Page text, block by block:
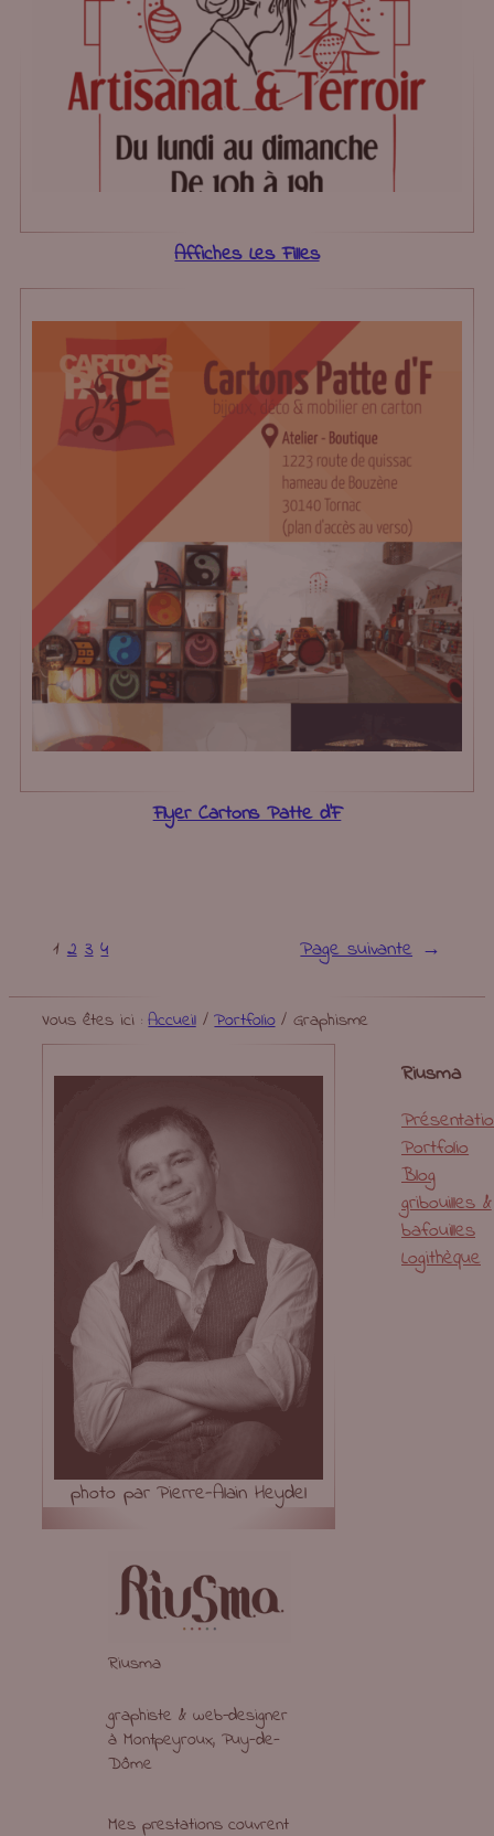
Affiches Les Filles
Flyer Cartons Patte d’F
1 2 3 4 Page suivante →
Vous êtes ici :Accueil/Portfolio/Graphisme
photo par Pierre-Alain Heydel
Riusma
graphiste & web-designer
à Montpeyroux, Puy-de-
Dôme
Mes prestations couvrent
Riusma
Portfolio
Blog
gribouilles &
bafouilles
Logithèque